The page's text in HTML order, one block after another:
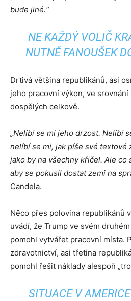
bude jiné.“
NE KAŽDÝ VOLIČ
NUTNĚ FANOUŠEK
Drtivá většina republikánů, asi
jeho pracovní výkon, ve
dospělých celkově.
„Nelíbí se mi jeho drzost. Nelíbí
nelíbí se mi, jak píše své textové
jako by na všechny křičel. Ale co
aby se pokusil dostat zemi na
Candela.
Něco přes polovina republikánů
uvádí, že Trump ve svém
pomohl vytvářet pracovní místa.
zdravotnictví, asi třetina
pomohl řešit náklady alespoň
SITUACE V